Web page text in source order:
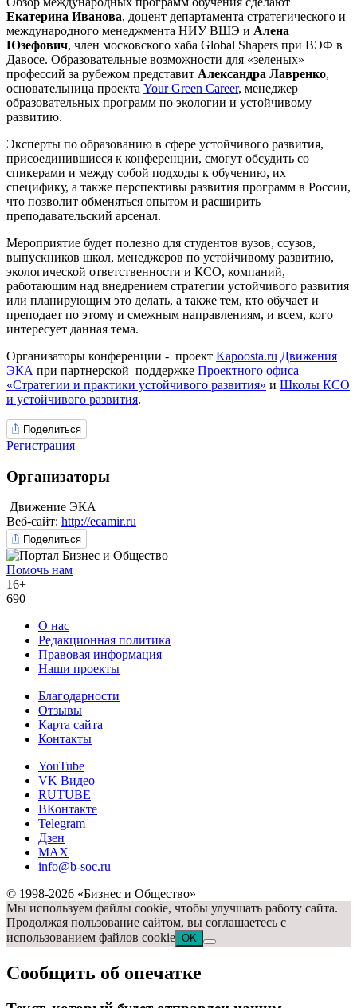
Екатерина Иванова, доцент департамента стратегического и
международного менеджмента НИУ ВШЭ и Алена
Юзефович, член московского хаба Global Shapers при ВЭФ в
Давосе. Образовательные возможности для «зеленых»
профессий за рубежом представит Александра Лавренко,
основательница проекта Your Green Career, менеджер
образовательных программ по экологии и устойчивому
развитию.
Эксперты по образованию в сфере устойчивого развития,
присоединившиеся к конференции, смогут обсудить со
спикерами и между собой подходы к обучению, их
специфику, а также перспективы развития программ в России,
что позволит обменяться опытом и расширить
преподавательский арсенал.
Мероприятие будет полезно для студентов вузов, ссузов,
выпускников школ, менеджеров по устойчивому развитию,
экологической ответственности и КСО, компаний,
работающим над внедрением стратегии устойчивого развития
или планирующим это делать, а также тем, кто обучает и
преподает по этому и смежным направлениям, и всем, кого
интересует данная тема.
Организаторы конференции - проект Kapoosta.ru Движения
ЭКА при партнерской поддержке Проектного офиса
«Стратегии и практики устойчивого развития» и Школы КСО
и устойчивого развития.
Поделиться
Регистрация
Организаторы
Движение ЭКА
Веб-сайт: http://ecamir.ru
Поделиться
Помочь нам
16+
690
О нас
Редакционная политика
Правовая информация
Наши проекты
Благодарности
Отзывы
Карта сайта
Контакты
YouTube
VK Видео
RUTUBE
ВКонтакте
Telegram
Дзен
MAX
info@b-soc.ru
© 1998-2026 «Бизнес и Общество»
Мы используем файлы cookie, чтобы улучшать работу сайта.
Продолжая пользование сайтом, вы соглашаетесь с
использованием файлов cookie OK
Сообщить об опечатке